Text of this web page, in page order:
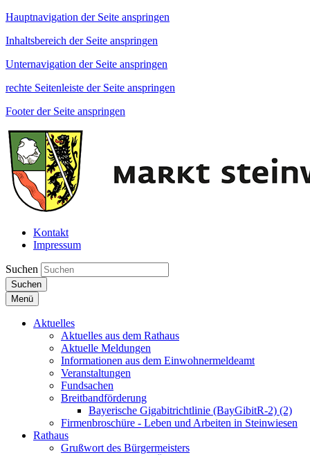
Hauptnavigation der Seite anspringen
Inhaltsbereich der Seite anspringen
Unternavigation der Seite anspringen
rechte Seitenleiste der Seite anspringen
Footer der Seite anspringen
Kontakt
Impressum
Suchen
Suchen
Menü
Aktuelles
Aktuelles aus dem Rathaus
Aktuelle Meldungen
Informationen aus dem Einwohnermeldeamt
Veranstaltungen
Fundsachen
Breitbandförderung
Bayerische Gigabitrichtlinie (BayGibitR-2) (2)
Firmenbroschüre - Leben und Arbeiten in Steinwiesen
Rathaus
Grußwort des Bürgermeisters